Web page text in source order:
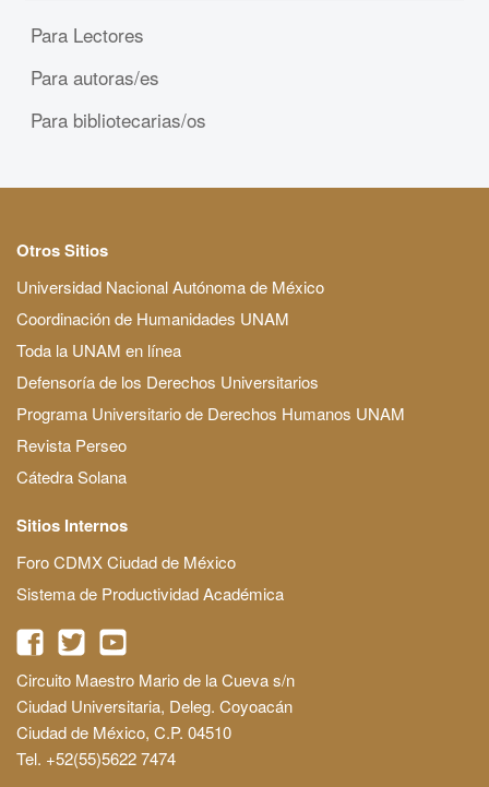
Para Lectores
Para autoras/es
Para bibliotecarias/os
Otros Sitios
Universidad Nacional Autónoma de México
Coordinación de Humanidades UNAM
Toda la UNAM en línea
Defensoría de los Derechos Universitarios
Programa Universitario de Derechos Humanos UNAM
Revista Perseo
Cátedra Solana
Sitios Internos
Foro CDMX Ciudad de México
Sistema de Productividad Académica
Circuito Maestro Mario de la Cueva s/n
Ciudad Universitaria, Deleg. Coyoacán
Ciudad de México, C.P. 04510
Tel. +52(55)5622 7474